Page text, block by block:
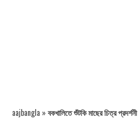
aajbangla » বকখালিতে শুঁটকি মাছের চিত্র প্রদর্শনী